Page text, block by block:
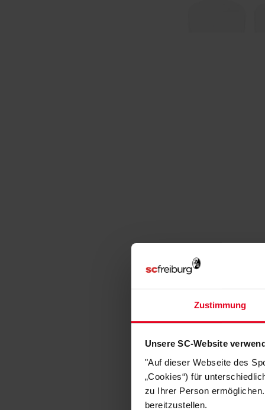
Zustimmung
Unsere SC-Website
"Auf dieser Webseite des
„Cookies“) für
zu Ihrer Person
bereitzustellen.